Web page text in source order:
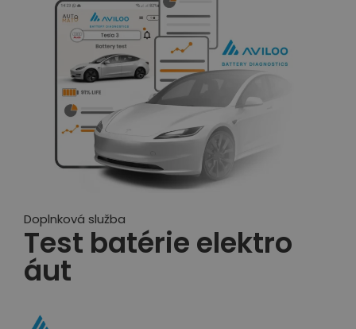
Doplnková služba
Test batérie elektro
áut